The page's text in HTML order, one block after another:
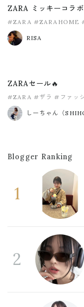
ZARA ミッキーコラ
#ZARA #ZARAHOME
RISA
ZARAセール🔥
#ZARA #ザラ #ファッ
しーちゃん（
Blogger Ranking
1
2